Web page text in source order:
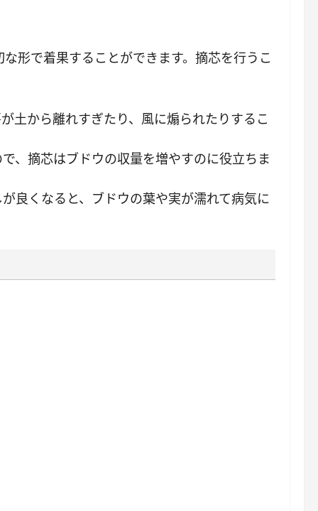
形で着果することができます。摘芯を行うこ
土から離れすぎたり、風に煽られたりするこ
、摘芯はブドウの収量を増やすのに役立ちま
良くなると、ブドウの葉や実が濡れて病気に